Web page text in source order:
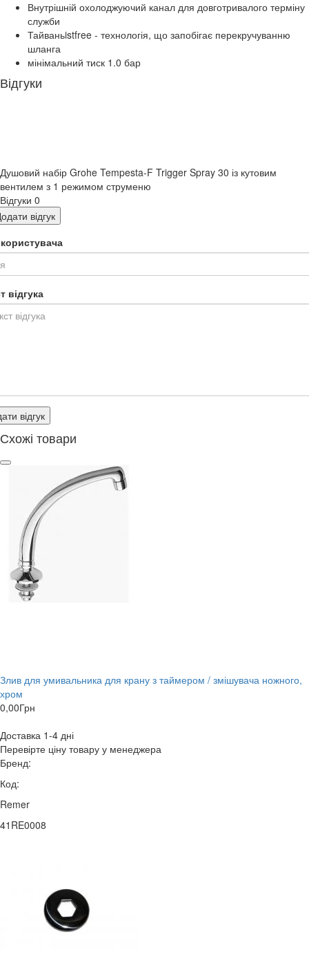
Внутрішній охолоджуючий канал для довготривалого терміну
служби
Тайваньistfree - технологія, що запобігає перекручуванню
шланга
мінімальний тиск 1.0 бар
Відгуки
Душовий набір Grohe Tempesta-F Trigger Spray 30 із кутовим
вентилем з 1 режимом струменю
Відгуки 0
відгук
відгука
відгук
Схожі товари
Злив для умивальника для крану з таймером / змішувача ножного,
хром
0,00Грн
Доставка 1-4 дні
Перевірте ціну товару у менеджера
Бренд:
Код:
Remer
41RE0008